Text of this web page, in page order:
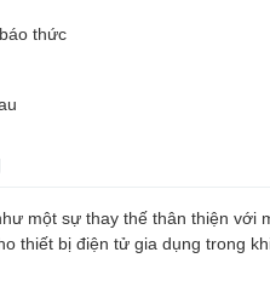
thức
một sự thay thế thân thiện
thiết bị điện tử gia dụng trong